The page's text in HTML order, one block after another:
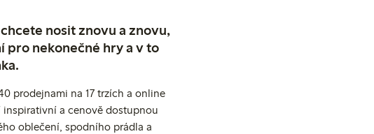
nosit znovu a znovu,
nekonečné hry a v to
prodejnami na 17 trzích a online
a cenově dostupnou
oblečení, spodního prádla a